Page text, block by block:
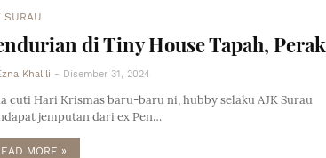
SURAU
di Tiny House Tapah, Perak
Khalili - Disember 31, 2024
cuti Hari Krismas baru-baru ni, hubby selaku AJK Surau
jemputan dari ex Pen…
MORE »